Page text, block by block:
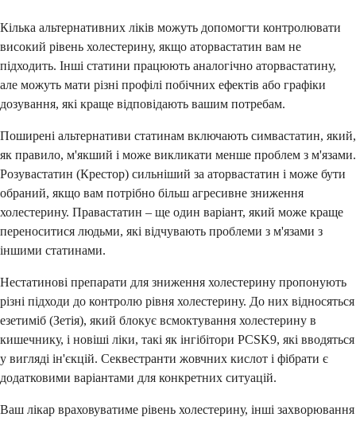
Кілька альтернативних ліків можуть допомогти контролювати
високий рівень холестерину, якщо аторвастатин вам не
підходить. Інші статини працюють аналогічно аторвастатину,
але можуть мати різні профілі побічних ефектів або графіки
дозування, які краще відповідають вашим потребам.
Поширені альтернативи статинам включають симвастатин, який,
як правило, м'якший і може викликати менше проблем з м'язами.
Розувастатин (Крестор) сильніший за аторвастатин і може бути
обраний, якщо вам потрібно більш агресивне зниження
холестерину. Правастатин – ще один варіант, який може краще
переноситися людьми, які відчувають проблеми з м'язами з
іншими статинами.
Нестатинові препарати для зниження холестерину пропонують
різні підходи до контролю рівня холестерину. До них відносяться
езетиміб (Зетія), який блокує всмоктування холестерину в
кишечнику, і новіші ліки, такі як інгібітори PCSK9, які вводяться
у вигляді ін'єкцій. Секвестранти жовчних кислот і фібрати є
додатковими варіантами для конкретних ситуацій.
Ваш лікар враховуватиме рівень холестерину, інші захворювання